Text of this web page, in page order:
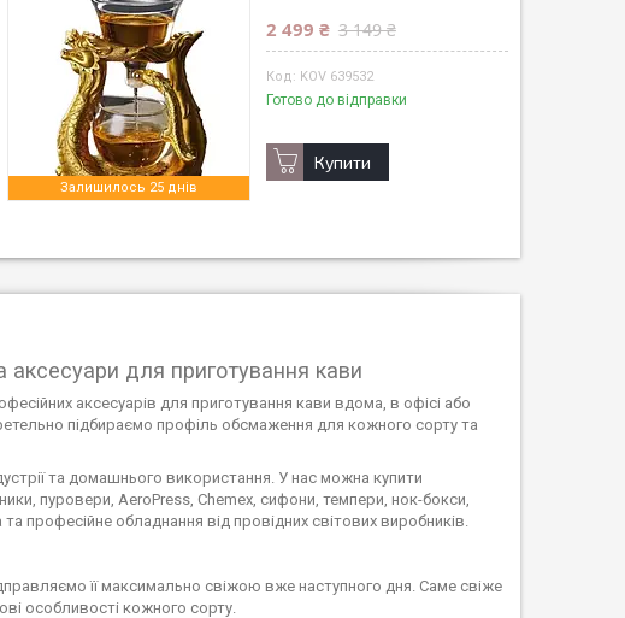
Залишилось 25 днів
2 499 ₴ 3 149 ₴
KOV 639532
Готово до відправки
Купити
для приготування кави
аксесуарів для приготування кави вдома, в офісі або
підбираємо профіль обсмаження для кожного сорту та
та домашнього використання. У нас можна купити
пуровери, AeroPress, Chemex, сифони, темпери, нок-бокси,
професійне обладнання від провідних світових виробників.
її максимально свіжою вже наступного дня. Саме свіже
особливості кожного сорту.